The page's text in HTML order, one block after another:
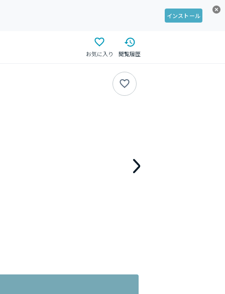
インストール
お気に入り 閲覧履歴